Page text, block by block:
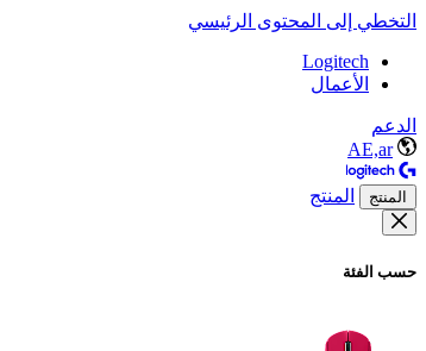
التخطي إلى المحتوى الرئيسي
Logitech
الأعمال
الدعم
AE,ar
المنتج المنتج
حسب الفئة